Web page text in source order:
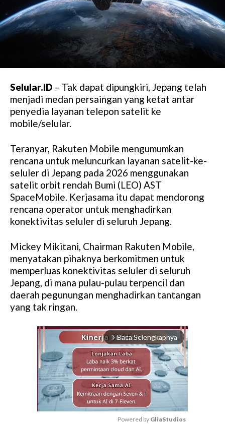
Selular.ID – Tak dapat dipungkiri, Jepang telah
menjadi medan persaingan yang ketat antar
penyedia layanan telepon satelit ke
mobile/selular.
Teranyar, Rakuten Mobile mengumumkan
rencana untuk meluncurkan layanan satelit-ke-
seluler di Jepang pada 2026 menggunakan
satelit orbit rendah Bumi (LEO) AST
SpaceMobile. Kerjasama itu dapat mendorong
rencana operator untuk menghadirkan
konektivitas seluler di seluruh Jepang.
Mickey Mikitani, Chairman Rakuten Mobile,
menyatakan pihaknya berkomitmen untuk
memperluas konektivitas seluler di seluruh
Jepang, di mana pulau-pulau terpencil dan
daerah pegunungan menghadirkan tantangan
yang tak ringan.
arrow_forward_ios Baca Selengkapnya
Powered by GliaStudios